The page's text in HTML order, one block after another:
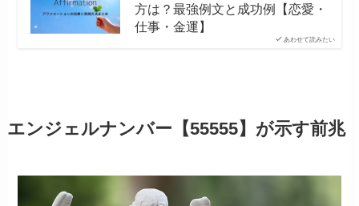
あわせて読みたい
方は？最強例文と成功例【恋愛・
仕事・金運】
エンジェルナンバー【55555】が示す前兆